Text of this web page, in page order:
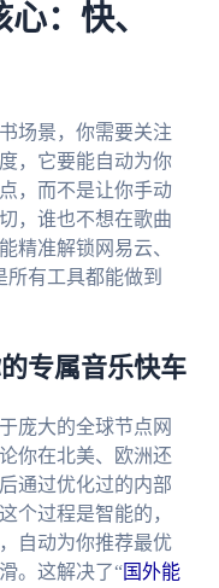
：快、
场景，你需要关注
，它要能自动为你
，而不是让你手动
，谁也不想在歌曲
精准解锁网易云、
有工具都能做到
专属音乐快车
庞大的全球节点网
你在北美、欧洲还
通过优化过的内部
个过程是智能的，
自动为你推荐最优
。这解决了“国外能